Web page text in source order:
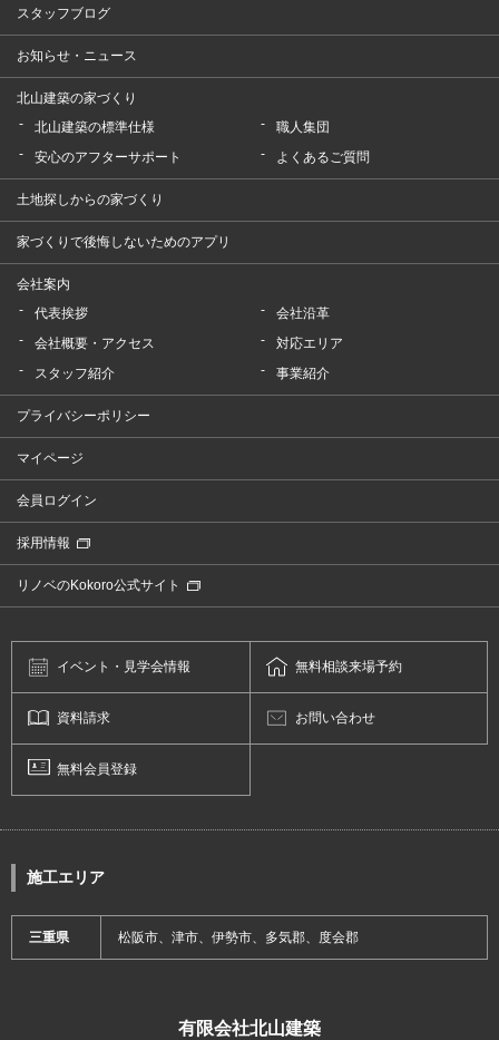
スタッフブログ
お知らせ・ニュース
北山建築の家づくり
北山建築の標準仕様
職人集団
安心のアフターサポート
よくあるご質問
土地探しからの家づくり
家づくりで後悔しないためのアプリ
会社案内
代表挨拶
会社沿革
会社概要・アクセス
対応エリア
スタッフ紹介
事業紹介
プライバシーポリシー
マイページ
会員ログイン
採用情報
リノベのKokoro公式サイト
イベント・ 見学会情報 無料相談来場予約
資料請求 お問い合わせ
無料会員登録
施工エリア
三重県 松阪市、津市、伊勢市、多気郡、度会郡
有限会社北山建築